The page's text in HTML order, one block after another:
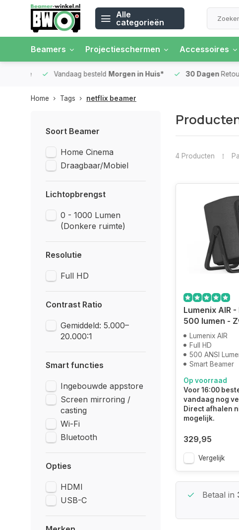
Alle
categorieën
Beamers Projectieschermen Accessoires
Vandaag besteldMorgen in Huis* 30 DagenRetour*
Home Tags netflix beamer
Soort Beamer
Home Cinema
Draagbaar/Mobiel
Lichtopbrengst
0 - 1000 Lumen
(Donkere ruimte)
Resolutie
Full HD
Contrast Ratio
Gemiddeld: 5.000–
20.000:1
Smart functies
Ingebouwde appstore
Screen mirroring /
casting
Wi-Fi
Bluetooth
Opties
HDMI
USB-C
4 Producten
Lumenix AIR -
500 lumen -
Lumenix AIR
Full HD
500 ANSI
Smart Beamer
Op voorraad
Voor 16:00
vandaag nog
Direct afhalen
mogelijk.
329,95
Vergelijk
Beste Service Garantie Betaal in